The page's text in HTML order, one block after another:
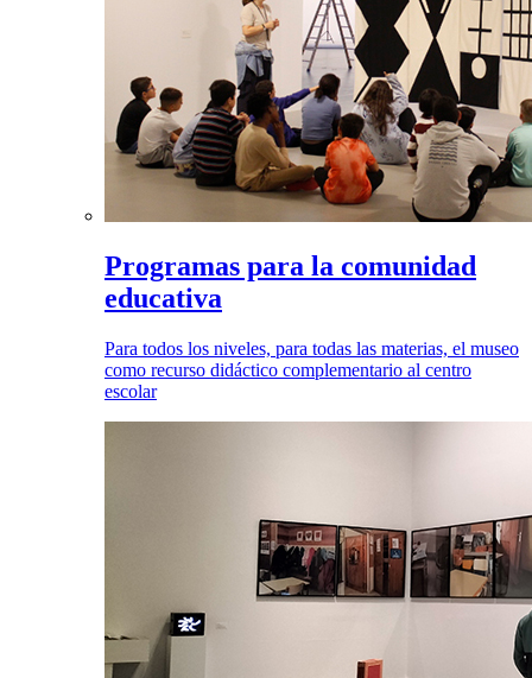
Programas para la comunidad
educativa
Para todos los niveles, para todas las materias, el museo
como recurso didáctico complementario al centro
escolar